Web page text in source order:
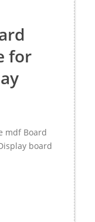
for
mdf Board
board